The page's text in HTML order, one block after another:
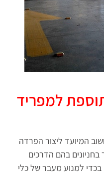
למפריד
המיועד ליצור הפרדה
בחניונים בהם הדרכים
בכדי למנוע מעבר של כלי